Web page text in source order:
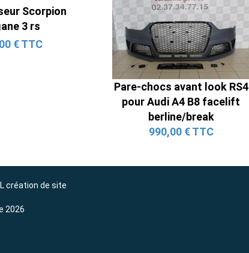
avec Tube en H pour Ford Mustang
GT & V6 (2015-2023)
2 690,00 € TTC
Scorpion
3 rs
€ TTC
Pare-chocs avant look RS4
pour Audi A4 B8 facelift
berline/break
990,00 € TTC
création de site
2026